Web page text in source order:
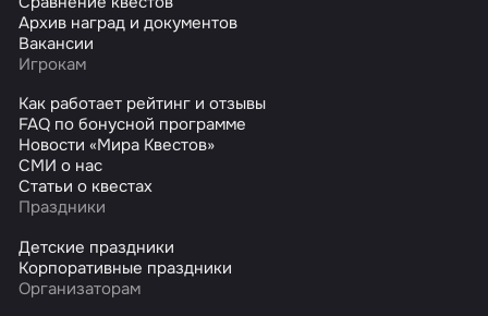
Архив наград и документов
Вакансии
Игрокам
Как работает рейтинг и отзывы
FAQ по бонусной программе
Новости «Мира Квестов»
СМИ о нас
Статьи о квестах
Праздники
Детские праздники
Корпоративные праздники
Организаторам